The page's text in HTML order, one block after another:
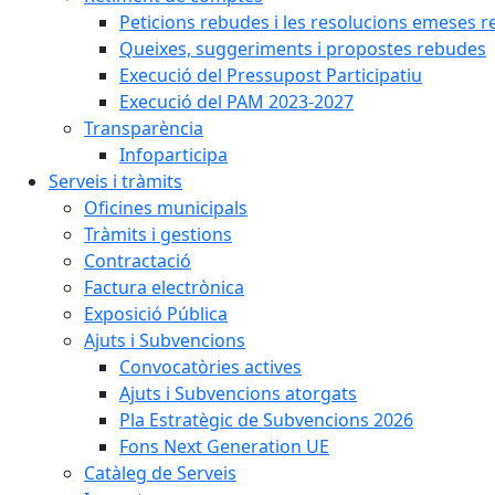
Peticions rebudes i les resolucions emeses
Queixes, suggeriments i propostes rebudes
Execució del Pressupost Participatiu
Execució del PAM 2023-2027
Transparència
Infoparticipa
Serveis i tràmits
Oficines municipals
Tràmits i gestions
Contractació
Factura electrònica
Exposició Pública
Ajuts i Subvencions
Convocatòries actives
Ajuts i Subvencions atorgats
Pla Estratègic de Subvencions 2026
Fons Next Generation UE
Catàleg de Serveis